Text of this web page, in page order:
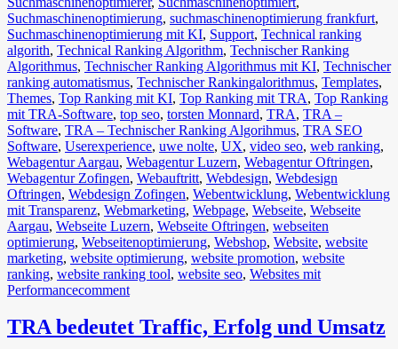
Suchmaschinenoptimierung, suchmaschinenoptimierung frankfurt,
Suchmaschinenoptimierung mit KI, Support, Technical ranking
algorith, Technical Ranking Algorithm, Technischer Ranking
Algorithmus, Technischer Ranking Algorithmus mit KI, Technischer
ranking automatismus, Technischer Rankingalorithmus, Templates,
Themes, Top Ranking mit KI, Top Ranking mit TRA, Top Ranking
mit TRA-Software, top seo, torsten Monnard, TRA, TRA –
Software, TRA – Technischer Ranking Algorihmus, TRA SEO
Software, Userexperience, uwe nolte, UX, video seo, web ranking,
Webagentur Aargau, Webagentur Luzern, Webagentur Oftringen,
Webagentur Zofingen, Webauftritt, Webdesign, Webdesign
Oftringen, Webdesign Zofingen, Webentwicklung, Webentwicklung
mit Transparenz, Webmarketing, Webpage, Webseite, Webseite
Aargau, Webseite Luzern, Webseite Oftringen, webseiten
optimierung, Webseitenoptimierung, Webshop, Website, website
marketing, website optimierung, website promotion, website
ranking, website ranking tool, website seo, Websites mit
Performancecomment
TRA bedeutet Traffic, Erfolg und Umsatz